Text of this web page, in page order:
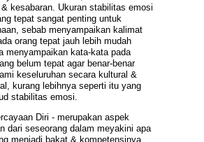
kesabaran. Ukuran stabilitas emosi
tepat sangat penting untuk
sebab menyampaikan kalimat
orang tepat jauh lebih mudah
menyampaikan kata-kata pada
belum tepat agar benar-benar
keseluruhan secara kultural &
kurang lebihnya seperti itu yang
stabilitas emosi.
Diri - merupakan aspek
dari seseorang dalam meyakini apa
menjadi bakat & kompetensinya